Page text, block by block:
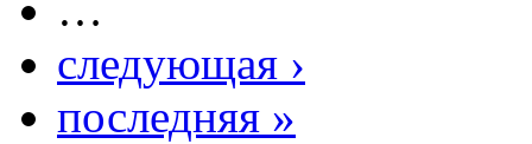
…
следующая ›
последняя »